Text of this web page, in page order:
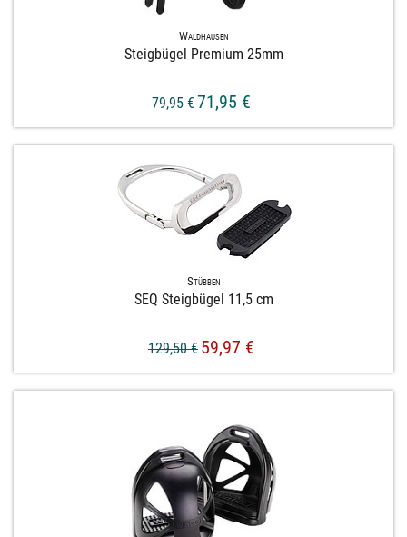
Waldhausen
Steigbügel Premium 25mm
79,95 €71,95 €
Stübben
SEQ Steigbügel 11,​5 cm
129,50 € 59,97 €